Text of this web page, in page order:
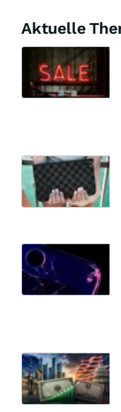
Aktuelle